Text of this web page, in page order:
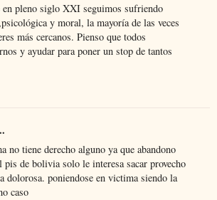
en pleno siglo XXI seguimos sufriendo
y moral, la mayoría de las veces
más cercanos. Pienso que todos
y ayudar para poner un stop de tantos
no tiene derecho alguno ya que abandono
pis de bolivia solo le interesa sacar provecho
dolorosa. poniendose en victima siendo la
caso